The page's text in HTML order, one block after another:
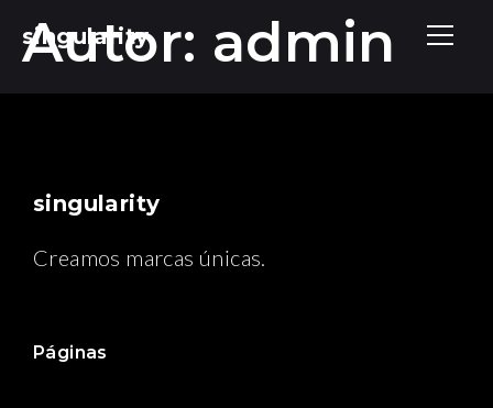
singularity
Autor: admin
singularity
Creamos marcas únicas.
Páginas